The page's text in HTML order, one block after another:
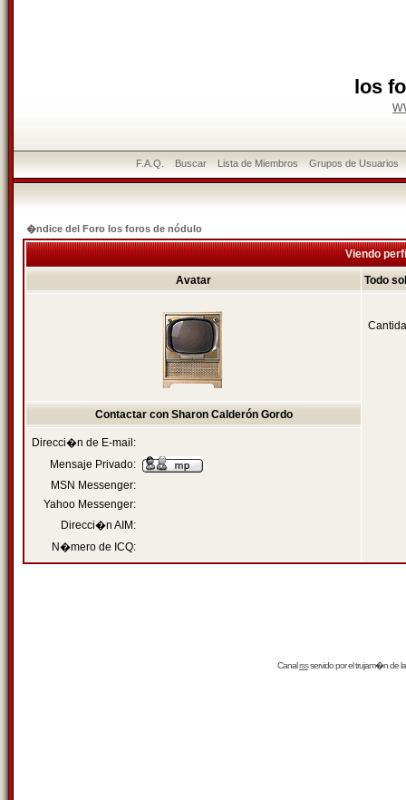
los
F.A.Q. Buscar Lista de Miembros Grupos de Usuarios
�ndice del Foro los foros de nódulo
Viendo
Avatar Todo
Contactar con Sharon Calderón Gordo
Direcci�n de E-mail:
Mensaje Privado:
MSN Messenger:
Yahoo Messenger:
Direcci�n AIM:
N�mero de ICQ:
Canalrssservido por eltrujam�nde